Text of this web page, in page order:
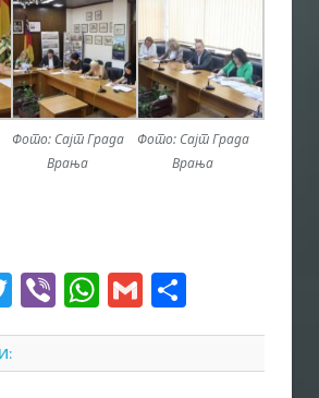
Фото: Сајт Града
Врања
Фото: Сајт Града
Врања
Twitter
ViberWhatsApp
Gmail